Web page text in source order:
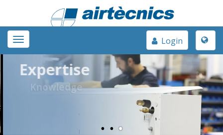
Toggle
navigation
Toggle
Login
Expertise
Knowledge
35 years of experience in designing and producing air